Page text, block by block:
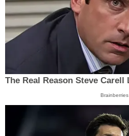
The Real Reason Steve
Brainberries